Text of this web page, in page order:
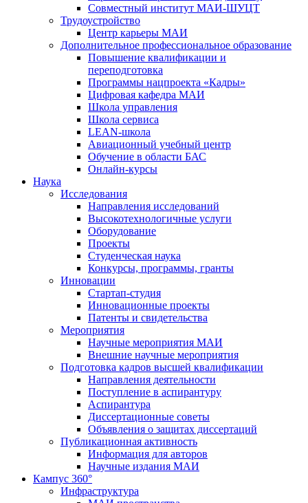
Совместный институт МАИ-ШУЦТ
Трудоустройство
Центр карьеры МАИ
Дополнительное профессиональное образование
Повышение квалификации и
переподготовка
Программы нацпроекта «Кадры»
Цифровая кафедра МАИ
Школа управления
Школа сервиса
LEAN-школа
Авиационный учебный центр
Обучение в области БАС
Онлайн-курсы
Наука
Исследования
Направления исследований
Высокотехнологичные услуги
Оборудование
Проекты
Студенческая наука
Конкурсы, программы, гранты
Инновации
Стартап-студия
Инновационные проекты
Патенты и свидетельства
Мероприятия
Научные мероприятия МАИ
Внешние научные мероприятия
Подготовка кадров высшей квалификации
Направления деятельности
Поступление в аспирантуру
Аспирантура
Диссертационные советы
Объявления о защитах диссертаций
Публикационная активность
Информация для авторов
Научные издания МАИ
Кампус 360°
Инфраструктура